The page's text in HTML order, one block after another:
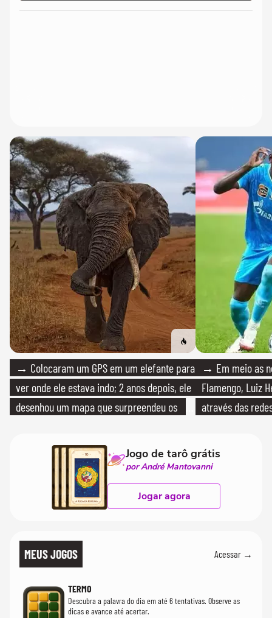
→ Colocaram um GPS em um elefante para
ver onde ele estava indo; 2 anos depois, ele
desenhou um mapa que surpreendeu os
→ Em meio as
Flamengo, Luiz
através das
Jogo de tarô grátis
por André Mantovanni
Jogar agora
MEUS JOGOS Acessar →
TERMO
Descubra a palavra do dia em até 6 tentativas. Observe as
dicas e avance até acertar.